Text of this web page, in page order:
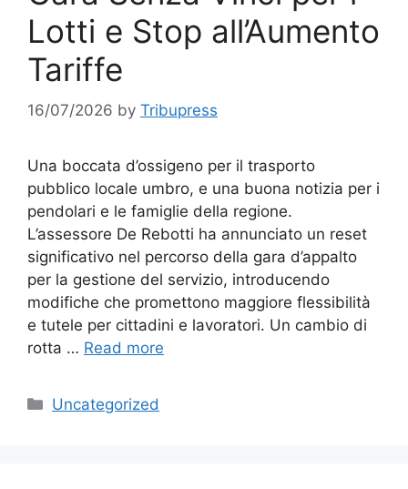
Lotti e Stop all’Aumento
Tariffe
16/07/2026 by Tribupress
Una boccata d’ossigeno per il trasporto
pubblico locale umbro, e una buona notizia per i
pendolari e le famiglie della regione.
L’assessore De Rebotti ha annunciato un reset
significativo nel percorso della gara d’appalto
per la gestione del servizio, introducendo
modifiche che promettono maggiore flessibilità
e tutele per cittadini e lavoratori. Un cambio di
rotta … Read more
Categories
Uncategorized